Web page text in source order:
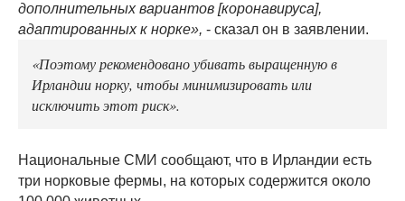
дополнительных вариантов [коронавируса],
адаптированных к норке», - сказал он в заявлении.
«Поэтому рекомендовано убивать выращенную в
Ирландии норку, чтобы минимизировать или
исключить этот риск».
Национальные СМИ сообщают, что в Ирландии есть
три норковые фермы, на которых содержится около